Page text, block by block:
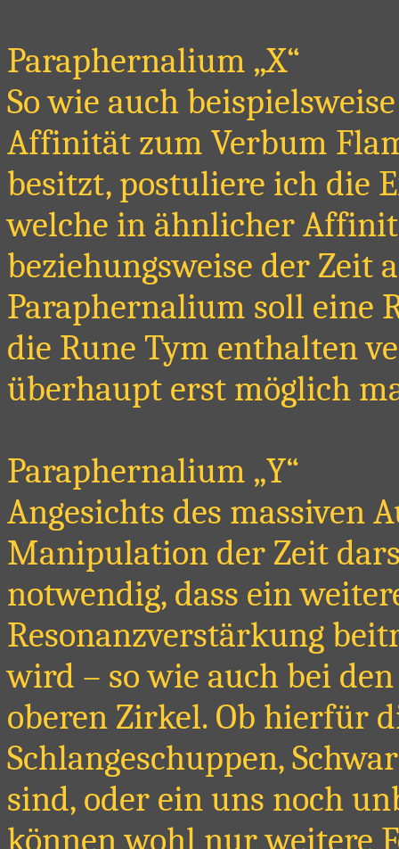
Paraphernalium „X“
So wie auch
Affinität zum Verbum
besitzt, postuliere ich die
welche in ähnlicher
beziehungsweise der Zeit
Paraphernalium soll eine
die Rune Tym enthalten
überhaupt erst möglich
Paraphernalium „Y“
Angesichts des massiven
Manipulation der Zeit
notwendig, dass ein
Resonanzverstärkung
wird – so wie auch bei
oberen Zirkel. Ob hierfür
Schlangeschuppen,
sind, oder ein uns noch
können wohl nur weitere